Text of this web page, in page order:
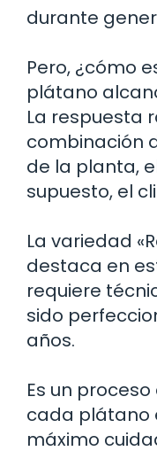
durante
Pero, ¿cómo
plátano
La respuesta
combinación
de la planta,
supuesto, el
La variedad
destaca en
requiere
sido
años.
Es un
cada plátano
máximo